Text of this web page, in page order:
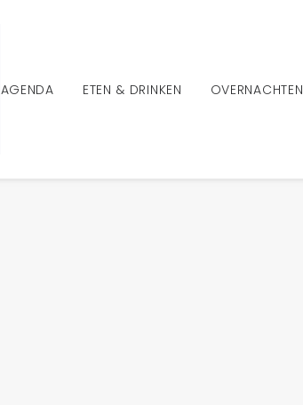
AGENDA ETEN & DRINKEN OVERNACHTEN